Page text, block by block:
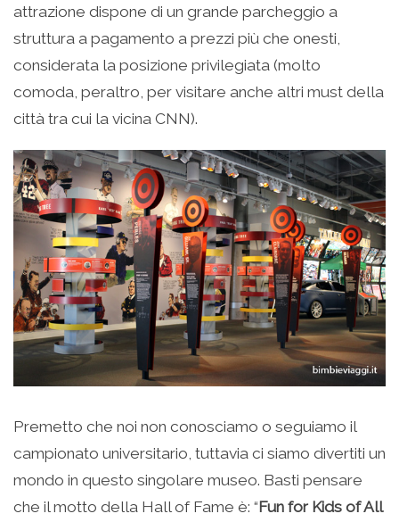
attrazione dispone di un grande parcheggio a
struttura a pagamento a prezzi più che onesti,
considerata la posizione privilegiata (molto
comoda, peraltro, per visitare anche altri must della
città tra cui la vicina CNN).
Premetto che noi non conosciamo o seguiamo il
campionato universitario, tuttavia ci siamo divertiti un
mondo in questo singolare museo. Basti pensare
che il motto della Hall of Fame è: “Fun for Kids of All